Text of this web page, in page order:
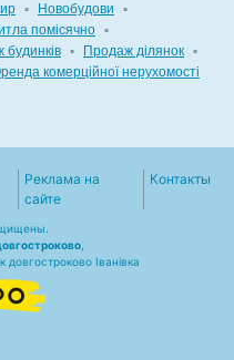
▪ Новобудови
▪
помісячно ▪
будинків ▪ Продаж ділянок ▪
комерційної нерухомості
Реклама на
сайте
Контакты
Іванівка